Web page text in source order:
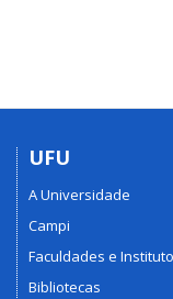
UFU
A Universidade
Campi
Faculdades e
Bibliotecas